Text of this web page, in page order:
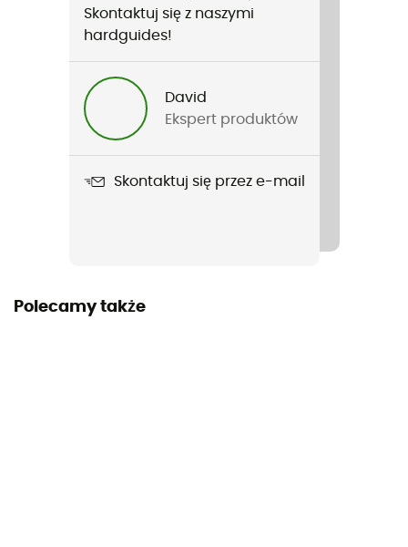
Nazwa produktu
Cabin 2 - rectangulaire - 2 personnes
75 Denier Polyester – 25 threads/cm² Mesh
Długość po rozłożeniu
Skontaktuj się z naszymi
hardguides!
David
Ekspert produktów
Skontaktuj się przez e-mail
Polecamy także